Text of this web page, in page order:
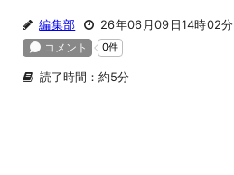
編集部 26年06月09日14時02分
読了時間：約5分